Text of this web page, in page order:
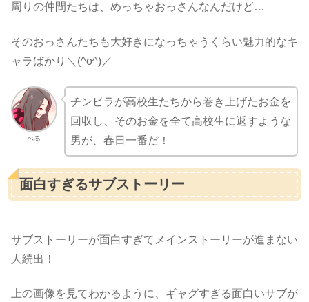
周りの仲間たちは、めっちゃおっさんなんだけど…
そのおっさんたちも大好きになっちゃうくらい魅力的なキ
ャラばかり＼(^o^)／
べる
チンピラが高校生たちから巻き上げたお金を
回収し、そのお金を全て高校生に返すような
男が、春日一番だ！
面白すぎるサブストーリー
サブストーリーが面白すぎてメインストーリーが進まない
人続出！
上の画像を見てわかるように、ギャグすぎる面白いサブが